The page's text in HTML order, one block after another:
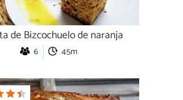
de Bizcochuelo de naranja
6 45m